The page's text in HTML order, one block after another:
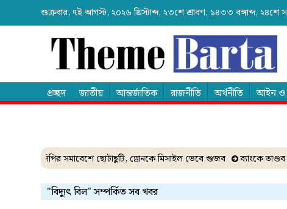
শুক্রবার, ৭ই আগস্ট, ২০২৬ খ্রিস্টাব্দ, ২৩শে শ্রাবণ, ১৪৩৩ বঙ্গাব্দ,
প্রচ্ছদ জাতীয় আন্তর্জাতিক রাজনীতি অর্থনীতি আইন ও
এনসিপির সমাবেশে ছোটাছুটি, ড্রোনকে মিসাইল ভেবে গুজব ব্যাংকে তাণ্ডব
"বিদ্যুৎ বিল" সম্পর্কিত সব খবর